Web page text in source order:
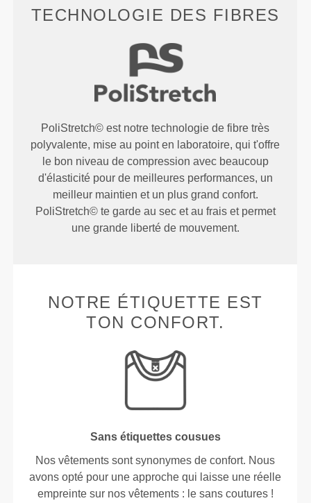
TECHNOLOGIE DES FIBRES
PoliStretch© est notre technologie de fibre très
polyvalente, mise au point en laboratoire, qui t'offre
le bon niveau de compression avec beaucoup
d'élasticité pour de meilleures performances, un
meilleur maintien et un plus grand confort.
PoliStretch© te garde au sec et au frais et permet
une grande liberté de mouvement.
NOTRE ÉTIQUETTE EST
TON CONFORT.
Sans étiquettes cousues
Nos vêtements sont synonymes de confort. Nous
avons opté pour une approche qui laisse une réelle
empreinte sur nos vêtements : le sans coutures !